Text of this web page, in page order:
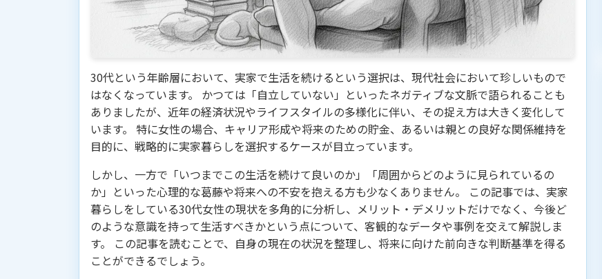
30代という年齢層において、実家で生活を続けるという選択は、現代社会において珍しいもので
はなくなっています。 かつては「自立していない」といったネガティブな文脈で語られることも
ありましたが、近年の経済状況やライフスタイルの多様化に伴い、その捉え方は大きく変化して
います。 特に女性の場合、キャリア形成や将来のための貯金、あるいは親との良好な関係維持を
目的に、戦略的に実家暮らしを選択するケースが目立っています。
しかし、一方で「いつまでこの生活を続けて良いのか」「周囲からどのように見られているの
か」といった心理的な葛藤や将来への不安を抱える方も少なくありません。 この記事では、実家
暮らしをしている30代女性の現状を多角的に分析し、メリット・デメリットだけでなく、今後ど
のような意識を持って生活すべきかという点について、客観的なデータや事例を交えて解説しま
す。 この記事を読むことで、自身の現在の状況を整理し、将来に向けた前向きな判断基準を得る
ことができるでしょう。